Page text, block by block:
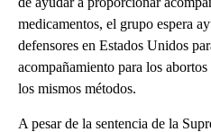
medicamentos, el grupo espera
defensores en Estados Unidos
acompañamiento para los
los mismos métodos.
A pesar de la sentencia de la